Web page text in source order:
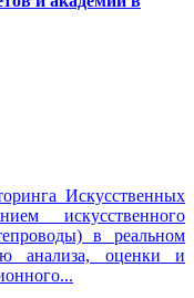
Искусственных
искусственного
в реальном
анализа, оценки и